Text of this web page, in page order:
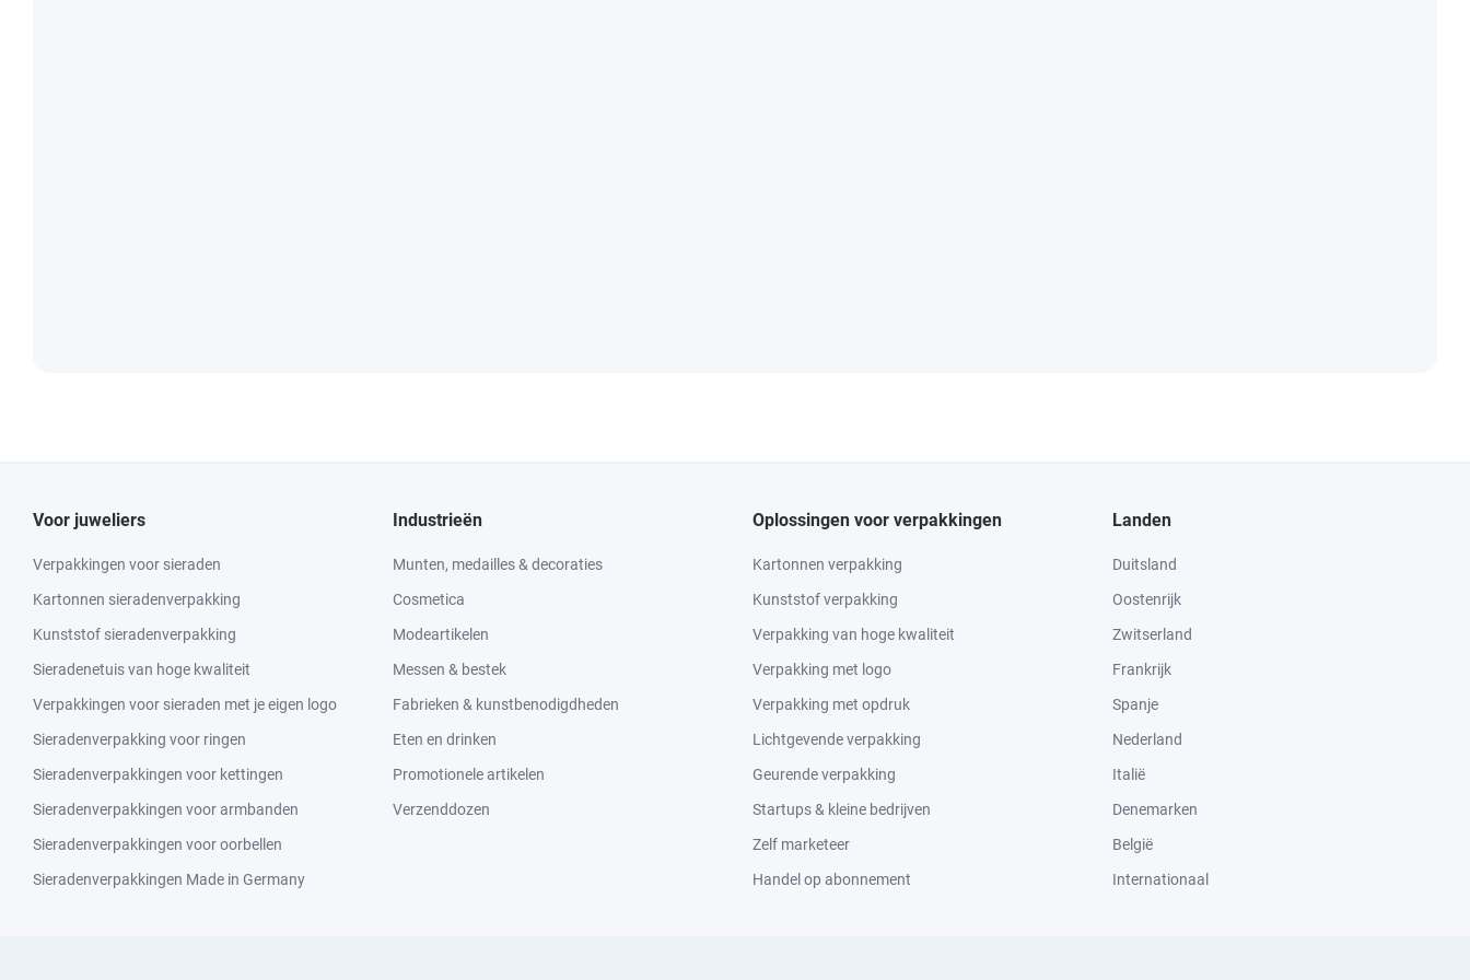
Voor juweliers
Verpakkingen voor sieraden
Kartonnen sieradenverpakking
Kunststof sieradenverpakking
Sieradenetuis van hoge kwaliteit
Verpakkingen voor sieraden met je eigen logo
Sieradenverpakking voor ringen
Sieradenverpakkingen voor kettingen
Sieradenverpakkingen voor armbanden
Sieradenverpakkingen voor oorbellen
Sieradenverpakkingen Made in Germany
Industrieën
Munten, medailles & decoraties
Cosmetica
Modeartikelen
Messen & bestek
Fabrieken & kunstbenodigdheden
Eten en drinken
Promotionele artikelen
Verzenddozen
Oplossingen voor verpakkingen
Kartonnen verpakking
Kunststof verpakking
Verpakking van hoge kwaliteit
Verpakking met logo
Verpakking met opdruk
Lichtgevende verpakking
Geurende verpakking
Startups & kleine bedrijven
Zelf marketeer
Handel op abonnement
Landen
Duitsland
Oostenrijk
Zwitserland
Frankrijk
Spanje
Nederland
Italië
Denemarken
België
Internationaal